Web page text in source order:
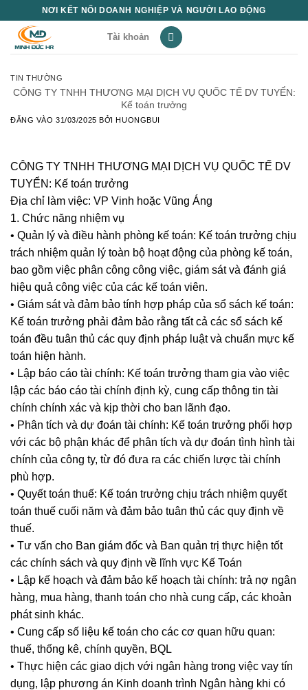
NƠI KẾT NỐI DOANH NGHIỆP VÀ NGƯỜI LAO ĐỘNG
Tài khoản
TIN THƯỜNG
CÔNG TY TNHH THƯƠNG MẠI DỊCH VỤ QUỐC TẾ DV TUYỂN:
Kế toán trưởng
ĐĂNG VÀO31/03/2025 BỞIHUONGBUI
CÔNG TY TNHH THƯƠNG MẠI DỊCH VỤ QUỐC TẾ DV
TUYỂN: Kế toán trưởng
Địa chỉ làm việc: VP Vinh hoặc Vũng Áng
1. Chức năng nhiệm vụ
• Quản lý và điều hành phòng kế toán: Kế toán trưởng chịu
trách nhiệm quản lý toàn bộ hoạt động của phòng kế toán,
bao gồm việc phân công công việc, giám sát và đánh giá
hiệu quả công việc của các kế toán viên.
• Giám sát và đảm bảo tính hợp pháp của sổ sách kế toán:
Kế toán trưởng phải đảm bảo rằng tất cả các sổ sách kế
toán đều tuân thủ các quy định pháp luật và chuẩn mực kế
toán hiện hành.
• Lập báo cáo tài chính: Kế toán trưởng tham gia vào việc
lập các báo cáo tài chính định kỳ, cung cấp thông tin tài
chính chính xác và kịp thời cho ban lãnh đạo.
• Phân tích và dự đoán tài chính: Kế toán trưởng phối hợp
với các bộ phận khác để phân tích và dự đoán tình hình tài
chính của công ty, từ đó đưa ra các chiến lược tài chính
phù hợp.
• Quyết toán thuế: Kế toán trưởng chịu trách nhiệm quyết
toán thuế cuối năm và đảm bảo tuân thủ các quy định về
thuế.
• Tư vấn cho Ban giám đốc và Ban quản trị thực hiện tốt
các chính sách và quy định về lĩnh vực Kế Toán
• Lập kế hoạch và đảm bảo kế hoạch tài chính: trả nợ ngân
hàng, mua hàng, thanh toán cho nhà cung cấp, các khoản
phát sinh khác.
• Cung cấp số liệu kế toán cho các cơ quan hữu quan:
thuế, thống kê, chính quyền, BQL
• Thực hiện các giao dịch với ngân hàng trong việc vay tín
dụng, lập phương án Kinh doanh trình Ngân hàng khi có